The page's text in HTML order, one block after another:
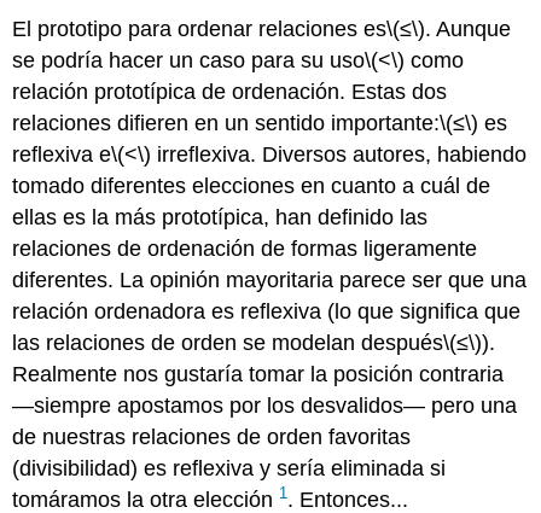
El prototipo para ordenar relaciones es\(≤\). Aunque
se podría hacer un caso para su uso\(<\) como
relación prototípica de ordenación. Estas dos
relaciones difieren en un sentido importante:\(≤\) es
reflexiva e\(<\) irreflexiva. Diversos autores, habiendo
tomado diferentes elecciones en cuanto a cuál de
ellas es la más prototípica, han definido las
relaciones de ordenación de formas ligeramente
diferentes. La opinión mayoritaria parece ser que una
relación ordenadora es reflexiva (lo que significa que
las relaciones de orden se modelan después\(≤\)).
Realmente nos gustaría tomar la posición contraria
—siempre apostamos por los desvalidos— pero una
de nuestras relaciones de orden favoritas
(divisibilidad) es reflexiva y sería eliminada si
tomáramos la otra elección 1. Entonces...